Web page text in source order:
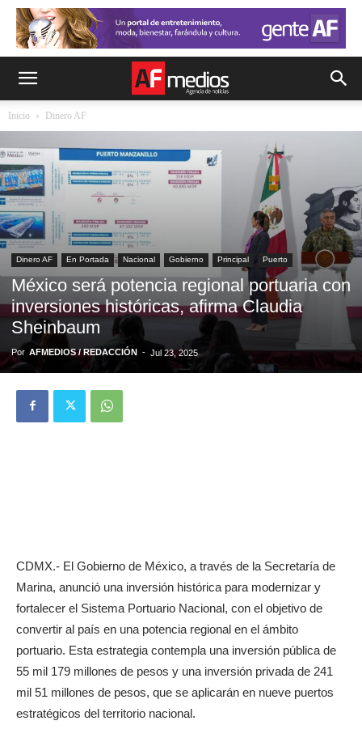
Inicio Dinero AF
Dinero AF En Portada Nacional Gobierno Principal Puerto
México será potencia regional portuaria con
inversiones históricas, afirma Claudia
Sheinbaum
Por AFMEDIOS / REDACCIÓN - Jul 23, 2025
CDMX.- El Gobierno de México, a través de la Secretaría de
Marina, anunció una inversión histórica para modernizar y
fortalecer el Sistema Portuario Nacional, con el objetivo de
convertir al país en una potencia regional en el ámbito
portuario. Esta estrategia contempla una inversión pública de
55 mil 179 millones de pesos y una inversión privada de 241
mil 51 millones de pesos, que se aplicarán en nueve puertos
estratégicos del territorio nacional.